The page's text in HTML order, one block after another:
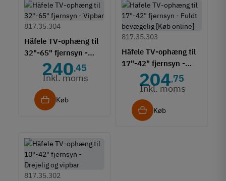
Häfele TV-ophæng til
32"-65" fjernsyn -
Vipbar
817.35.304
240,45
Inkl. moms
Køb
Häfele TV-ophæng til
17"-42" fjernsyn -
Fuldt bevægelig
817.35.303
204,75
Inkl. moms
Køb
817.35.302